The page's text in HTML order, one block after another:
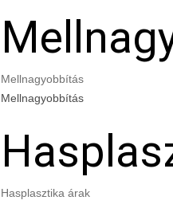
Mellnagyobbítás
Mellnagyobbítás
Hasplasztika árak